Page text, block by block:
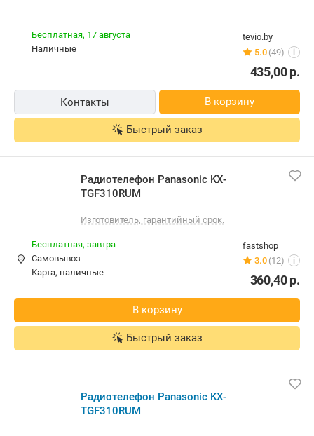
tevio.by
5.0 (49) i
Бесплатная, 17 августа
наличные
435,00р.
Контакты В корзину
Быстрый заказ
Изготовитель, гарантийный срок.
fastshop
3.0(12) i
Самовывоз
р.
В корзину